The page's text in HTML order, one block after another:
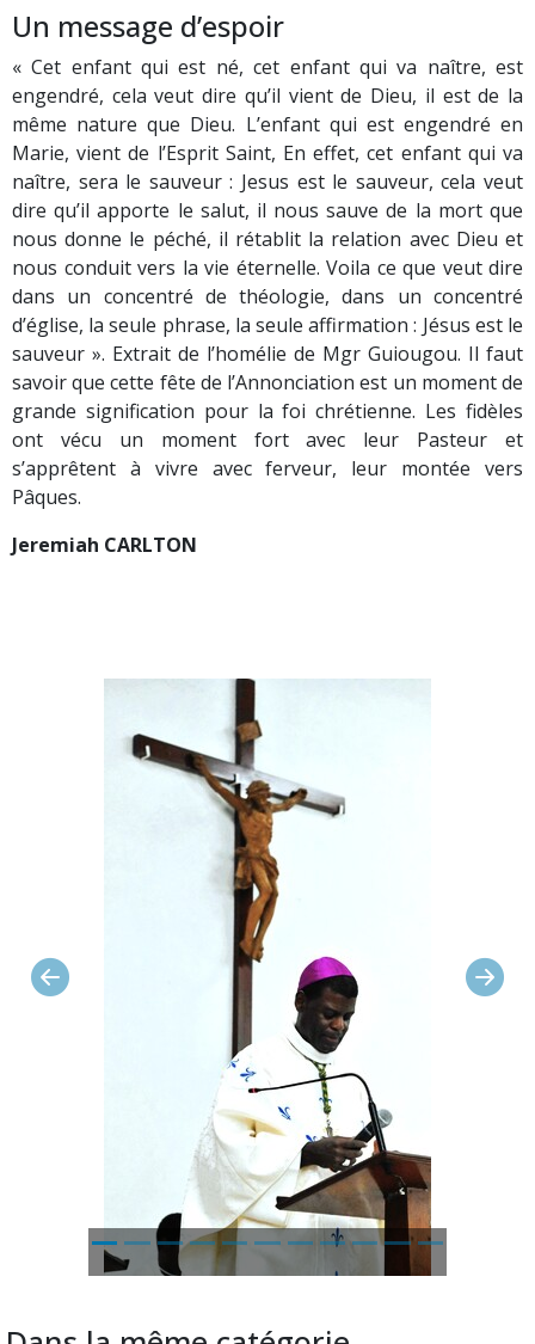
Un message d’espoir
« Cet enfant qui est né, cet enfant qui va naître, est
engendré, cela veut dire qu’il vient de Dieu, il est de la
même nature que Dieu. L’enfant qui est engendré en
Marie, vient de l’Esprit Saint, En effet, cet enfant qui va
naître, sera le sauveur : Jesus est le sauveur, cela veut
dire qu’il apporte le salut, il nous sauve de la mort que
nous donne le péché, il rétablit la relation avec Dieu et
nous conduit vers la vie éternelle. Voila ce que veut dire
dans un concentré de théologie, dans un concentré
d’église, la seule phrase, la seule affirmation : Jésus est le
sauveur ». Extrait de l’homélie de Mgr Guiougou. Il faut
savoir que cette fête de l’Annonciation est un moment de
grande signification pour la foi chrétienne. Les fidèles
ont vécu un moment fort avec leur Pasteur et
s’apprêtent à vivre avec ferveur, leur montée vers
Pâques.
Jeremiah CARLTON
Précédent